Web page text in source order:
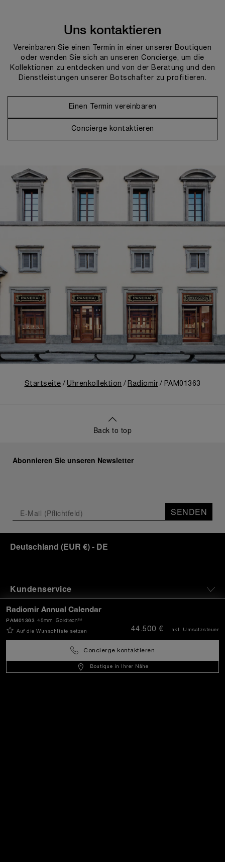
Radiomir Annual Calendar
45mm , Goldtech™
PAM01363
Auf die Wunschliste setzen 44.500 € Inkl. Umsatzsteuer
Concierge kontaktieren
Boutique in Ihrer Nähe
Uns kontaktieren
Vereinbaren Sie einen Termin in einer unserer Boutiquen
oder wenden Sie sich an unseren Concierge, um die
Kollektionen zu entdecken und von der Beratung und den
Dienstleistungen unserer Botschafter zu profitieren.
Einen Termin vereinbaren
Concierge kontaktieren
Startseite Uhrenkollektion Radiomir PAM01363
Back to top
Abonnieren Sie unseren Newsletter
SENDEN
Deutschland (EUR €)- DE
Kundenservice
Die Welt Von Panerai